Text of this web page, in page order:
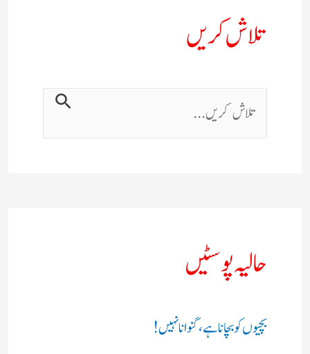
تلاش کریں
حالیہ پوسٹیں
بچیوں کو بچانا ہے، گنوانا نہیں!